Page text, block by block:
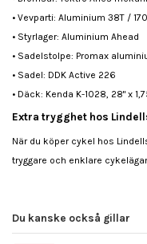
• Vevparti: Aluminium 38T /
• Styrlager: Aluminium Ahead
• Sadelstolpe: Promax
• Sadel: DDK Active 226
• Däck: Kenda K-1028, 28" x
Extra trygghet hos
När du köper cykel hos
tryggare och enklare
Du kanske också gillar